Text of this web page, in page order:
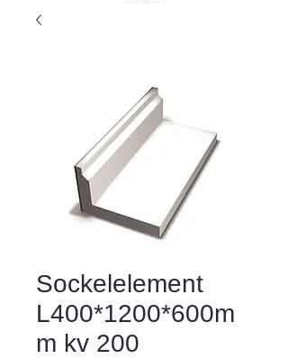
Sockelelement
L400*1200*600m
m kv 200